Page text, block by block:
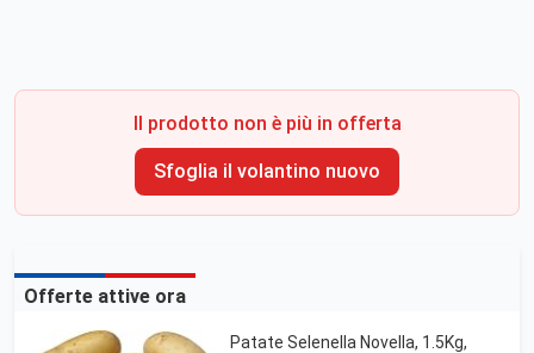
Il prodotto non è più in offerta
Sfoglia il volantino nuovo
Offerte attive ora
Patate Selenella Novella, 1.5Kg,